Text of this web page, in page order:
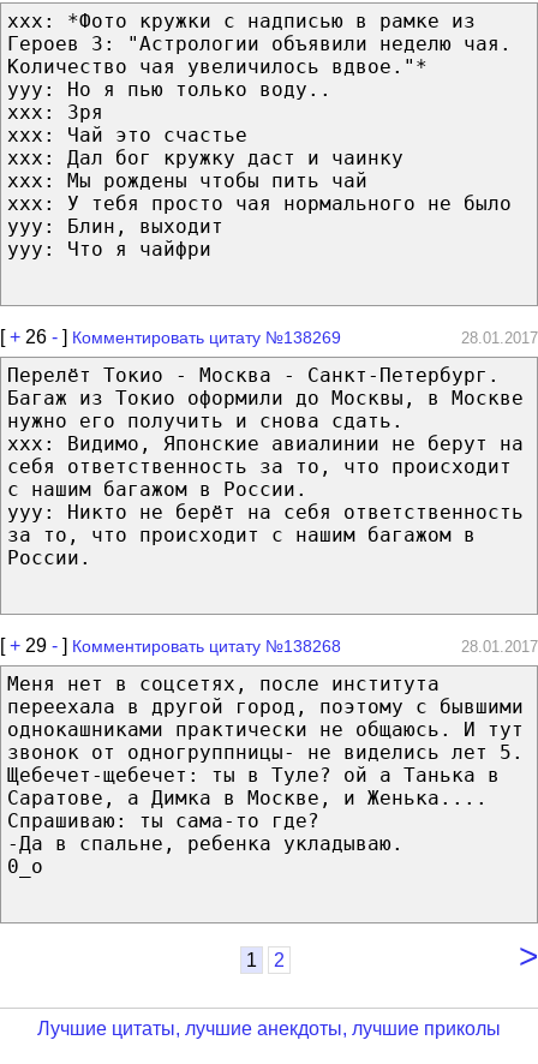
xxx: *Фото кружки с надписью в рамке из
Героев 3: "Астрологии объявили неделю чая.
Количество чая увеличилось вдвое."*
yyy: Но я пью только воду..
xxx: Зря
xxx: Чай это счастье
xxx: Дал бог кружку даст и чаинку
xxx: Мы рождены чтобы пить чай
xxx: У тебя просто чая нормального не было
yyy: Блин, выходит
yyy: Что я чайфри
[+ 26 - ] Комментировать цитату №138269 28.01.2017
Перелёт Токио - Москва - Санкт-Петербург.
Багаж из Токио оформили до Москвы, в Москве
нужно его получить и снова сдать.
xxx: Видимо, Японские авиалинии не берут на
себя ответственность за то, что происходит
с нашим багажом в России.
yyy: Никто не берёт на себя ответственность
за то, что происходит с нашим багажом в
России.
[+ 29 - ] Комментировать цитату №138268 28.01.2017
Меня нет в соцсетях, после института
переехала в другой город, поэтому с бывшими
однокашниками практически не общаюсь. И тут
звонок от одногруппницы- не виделись лет 5.
Щебечет-щебечет: ты в Туле? ой а Танька в
Саратове, а Димка в Москве, и Женька....
Спрашиваю: ты сама-то где?
-Да в спальне, ребенка укладываю.
0_о
>
1 2
Лучшие цитаты, лучшие анекдоты, лучшие приколы